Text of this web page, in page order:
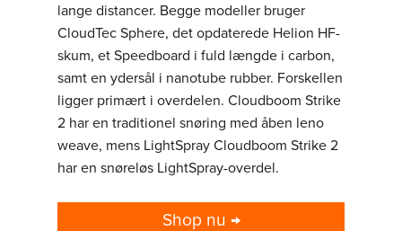
lange distancer. Begge modeller bruger
CloudTec Sphere, det opdaterede Helion HF-
skum, et Speedboard i fuld længde i carbon,
samt en ydersål i nanotube rubber. Forskellen
ligger primært i overdelen. Cloudboom Strike
2 har en traditionel snøring med åben leno
weave, mens LightSpray Cloudboom Strike 2
har en snøreløs LightSpray-overdel.
Shop nu →